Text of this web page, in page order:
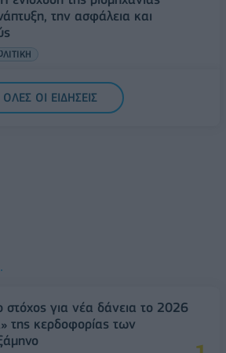
την ασφάλεια και
λύση στο ζήτημα των
- Τέλος στις χρονοβόρες
ΟΛΕΣ ΟΙ ΕΙΔΗΣΕΙΣ
για νέα δάνεια το 2026
της κερδοφορίας των